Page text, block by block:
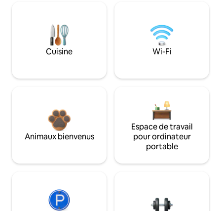
Cuisine Wi-Fi
Animaux bienvenus
Espace de travail
pour ordinateur
portable